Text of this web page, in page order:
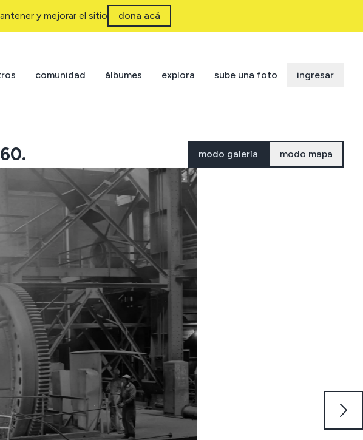
y mejorar el sitio dona acá
comunidad álbumes explora sube una foto ingresar
modo galería modo mapa